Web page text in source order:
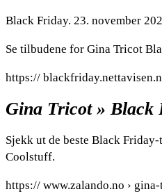
Black Friday. 23. november
Se tilbudene for Gina Tricot
https://
Gina Tricot » Black
Sjekk ut de beste Black
Coolstuff.
https:// www.zalando.no ›